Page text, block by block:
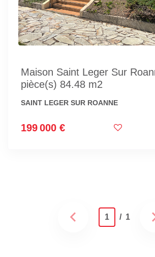
Maison Saint Leger Sur
pièce(s) 84.48 m2
SAINT LEGER SUR ROANNE
199 000 €
1 / 1